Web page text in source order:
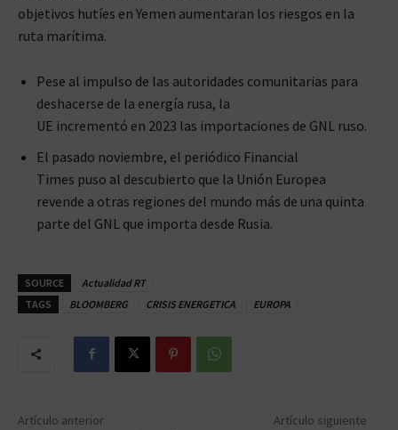
objetivos hutíes en Yemen aumentaran los riesgos en la
ruta marítima.
Pese al impulso de las autoridades comunitarias para
deshacerse de la energía rusa, la
UE incrementó en 2023 las importaciones de GNL ruso.
El pasado noviembre, el periódico Financial
Times puso al descubierto que la Unión Europea
revende a otras regiones del mundo más de una quinta
parte del GNL que importa desde Rusia.
SOURCE
Actualidad RT
TAGS
BLOOMBERG CRISIS ENERGETICA EUROPA
Artículo anterior Artículo siguiente